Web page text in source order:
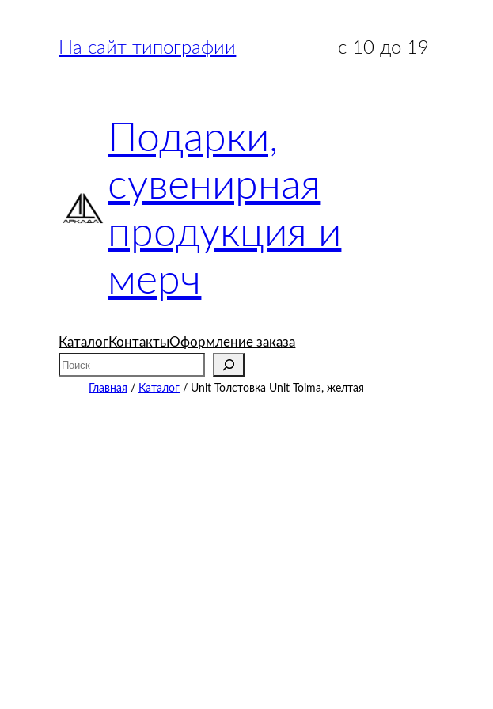
содержимомуНа сайт типографии с 10 до 19
Подарки,
сувенирная
продукция и
мерч
КаталогКонтактыОформление заказа
Поиск
Главная / Каталог / Unit Толстовка Unit Toima, желтая